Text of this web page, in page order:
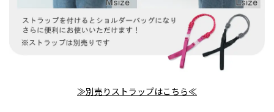
≫別売りストラップはこちら≪